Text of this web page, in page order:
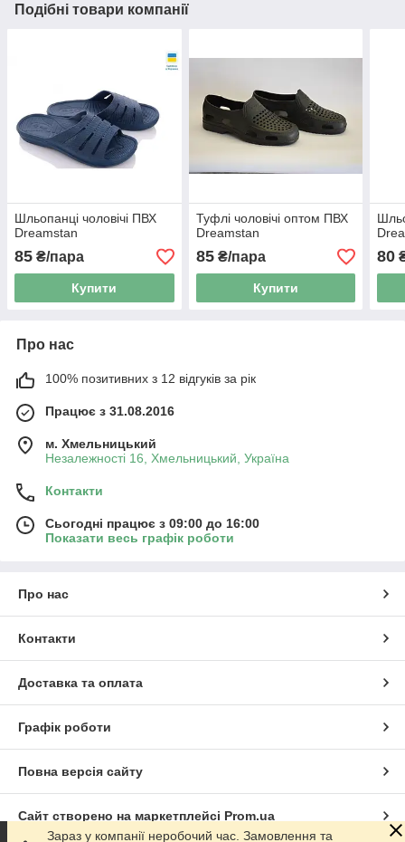
Подібні товари компанії
Шльопанці чоловічі ПВХ
Dreamstan
85 ₴/пара
Купити
Туфлі чоловічі оптом ПВХ
Dreamstan
85₴/пара
Купити
80
Про нас
100% позитивних з 12 відгуків за рік
Працює з 31.08.2016
м. Хмельницький
Незалежності 16, Хмельницький, Україна
Контакти
Сьогодні працює з 09:00 до 16:00
Показати весь графік роботи
Про нас
Контакти
Доставка та оплата
Графік роботи
Повна версія сайту
Сайт створено на маркетплейсі Prom.ua
Зараз у компанії неробочий час. Замовлення та